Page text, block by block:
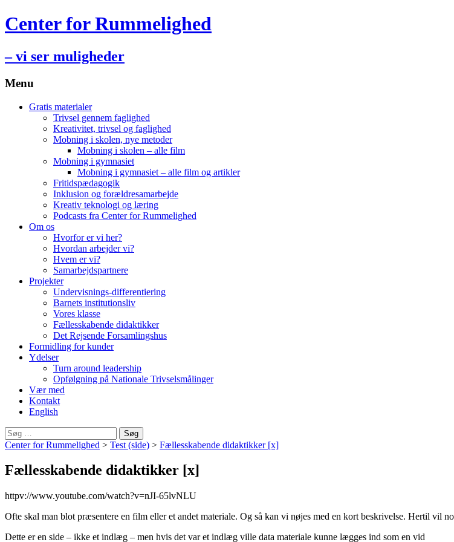
Center for Rummelighed
– vi ser muligheder
Menu
Hop
Gratis materialer
Trivsel gennem faglighed
Kreativitet, trivsel og faglighed
Mobning i skolen, nye metoder
Mobning i skolen – alle film
Mobning i gymnasiet
Mobning i gymnasiet – alle film og artikler
Fritidspædagogik
Inklusion og forældresamarbejde
Kreativ teknologi og læring
Podcasts fra Center for Rummelighed
Om os
Hvorfor er vi her?
Hvordan arbejder vi?
Hvem er vi?
Samarbejdspartnere
Projekter
Undervisnings-differentiering
Barnets institutionsliv
Vores klasse
Fællesskabende didaktikker
Det Rejsende Forsamlingshus
Formidling for kunder
Ydelser
Turn around leadership
Opfølgning på Nationale Trivselsmålinger
Vær med
Kontakt
English
Søg
efter:
Center for Rummelighed > Test (side) > Fællesskabende didaktikker [x]
Fællesskabende didaktikker [x]
httpv://www.youtube.com/watch?v=nJI-65lvNLU
Ofte skal man blot præsentere en film eller et andet materiale. Og så kan vi nøjes med en kort beskrivelse. Hertil vil
Dette er en side – ikke et indlæg – men hvis det var et indlæg ville data materiale kunne lægges ind som en vid